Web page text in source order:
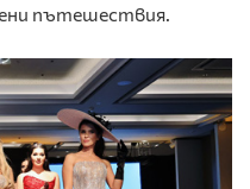
пътешествия.